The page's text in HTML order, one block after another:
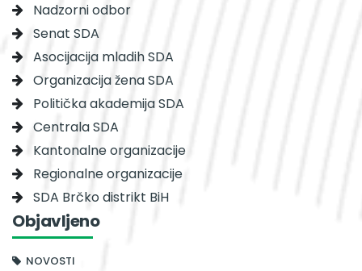
Nadzorni odbor
Senat SDA
Asocijacija mladih SDA
Organizacija žena SDA
Politička akademija SDA
Centrala SDA
Kantonalne organizacije
Regionalne organizacije
SDA Brčko distrikt BiH
Objavljeno
NOVOSTI